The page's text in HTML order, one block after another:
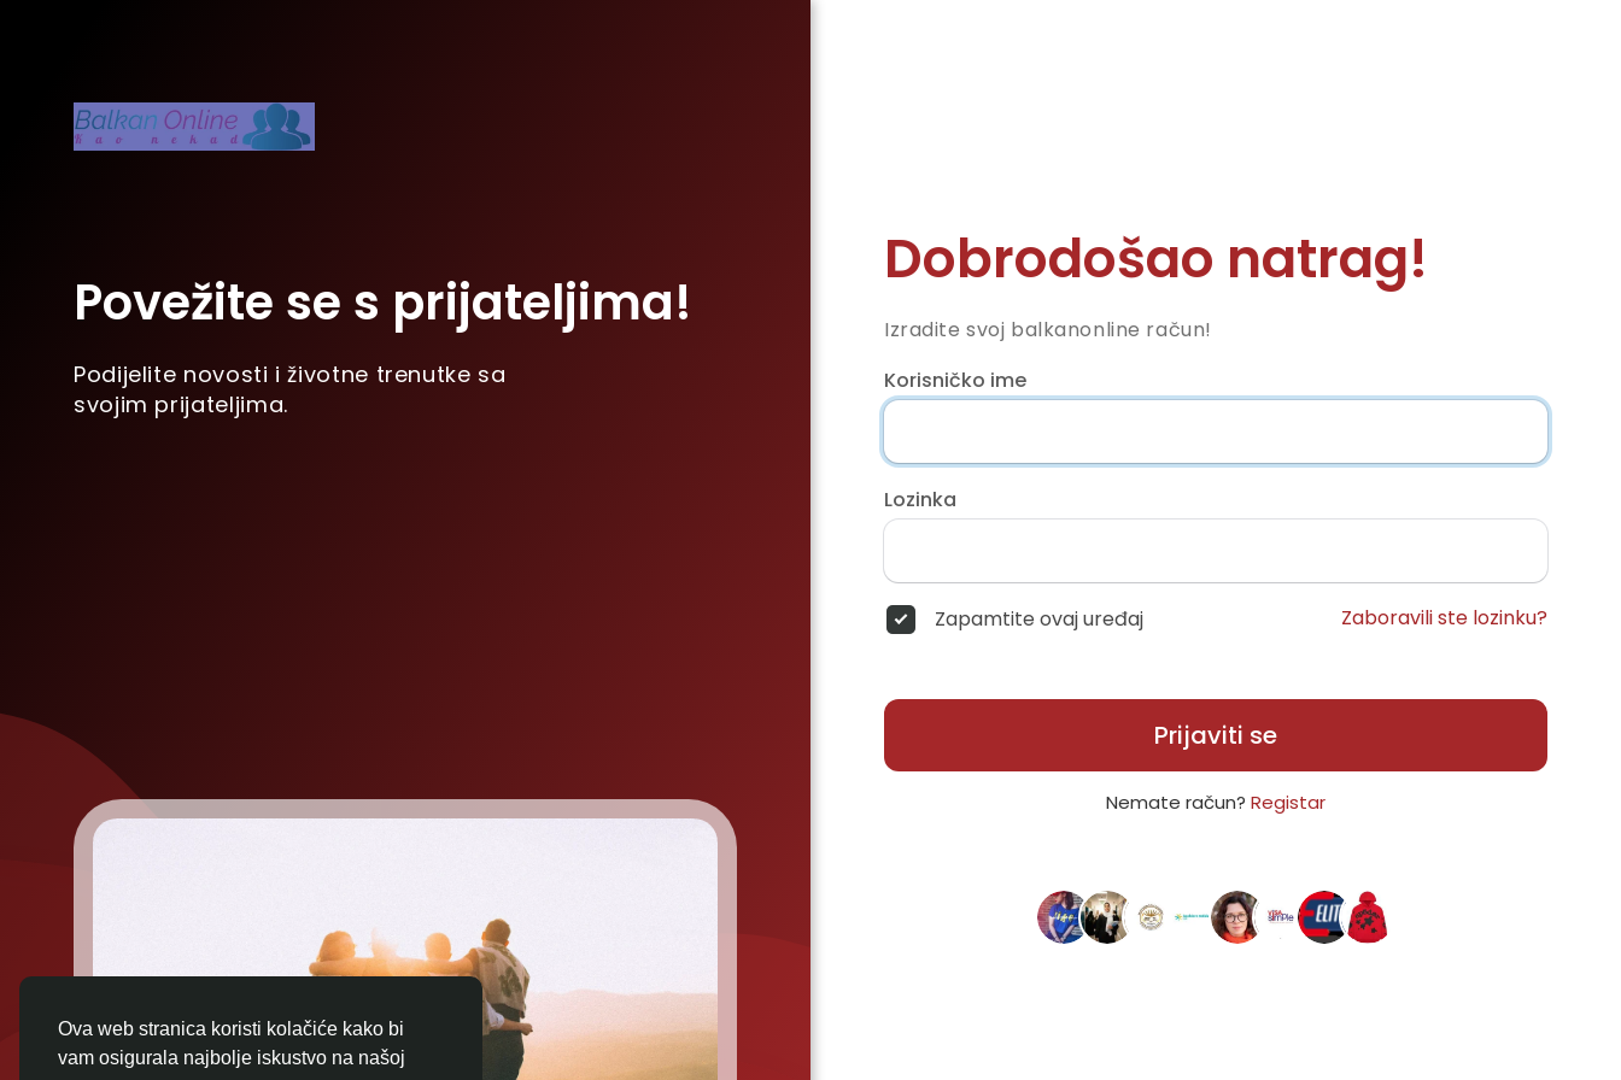
Ova web stranica koristi kolačiće kako bi
vam osigurala najbolje iskustvo na našoj
Povežite se s prijateljima!
Podijelite novosti i životne trenutke sa
svojim prijateljima.
Dobrodošao natrag!
Izradite svoj balkanonline račun!
Korisničko ime
Lozinka
Zapamtite ovaj uređaj Zaboravili ste lozinku?
Prijaviti se
Nemate račun? Registar